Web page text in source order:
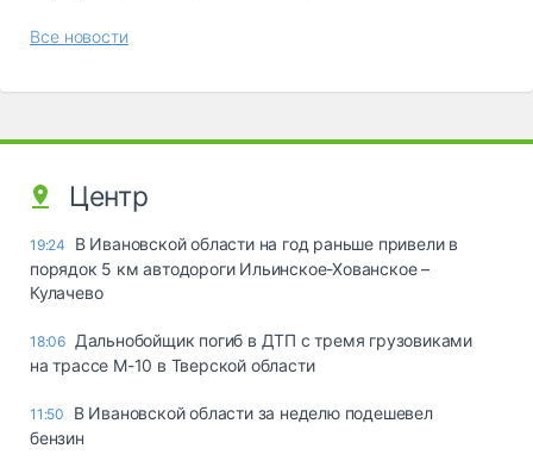
Все новости
Центр
19:24
В Ивановской области на год раньше привели в
порядок 5 км автодороги Ильинское-Хованское –
Кулачево
18:06 Дальнобойщик погиб в ДТП с тремя грузовиками
на трассе М-10 в Тверской области
11:50
В Ивановской области за неделю подешевел
бензин